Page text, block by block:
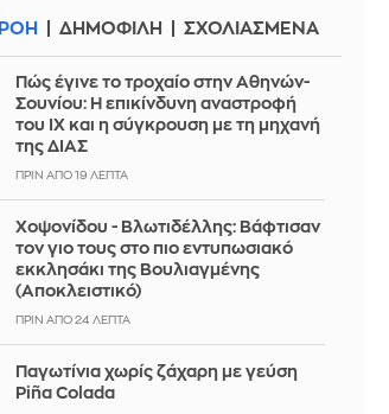
ΡΟΗ ΔΗΜΟΦΙΛΗ ΣΧΟΛΙΑΣΜΕΝΑ
Πώς έγινε το τροχαίο στην Αθηνών-
Σουνίου: Η επικίνδυνη αναστροφή
του ΙΧ και η σύγκρουση με τη μηχανή
της ΔΙΑΣ
ΠΡΙΝ ΑΠΌ 19 ΛΕΠΤΆ
Χοψονίδου - Βλωτιδέλλης: Βάφτισαν
τον γιο τους στο πιο εντυπωσιακό
εκκλησάκι της Βουλιαγμένης
(Αποκλειστικό)
ΠΡΙΝ ΑΠΌ 24 ΛΕΠΤΆ
Παγωτίνια χωρίς ζάχαρη με γεύση
Piña Colada